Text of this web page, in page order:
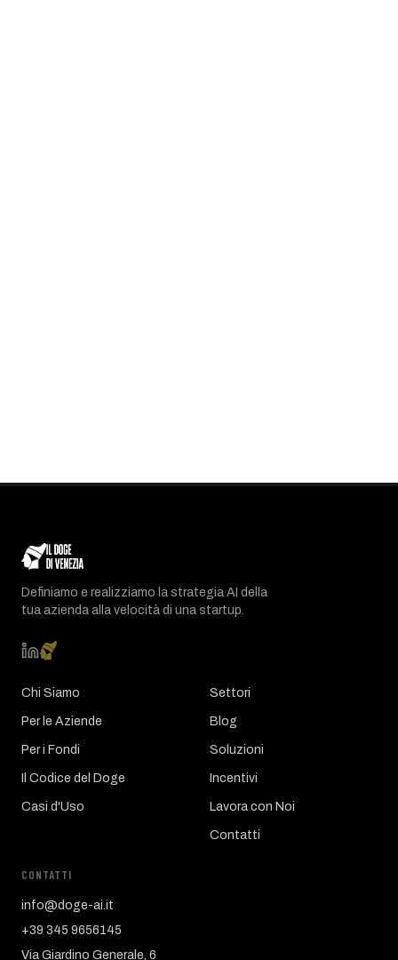
Definiamo e realizziamo la strategia AI della
tua azienda alla velocità di una startup.
Chi Siamo
Per le Aziende
Per i Fondi
Il Codice del Doge
Casi d'Uso
Settori
Blog
Soluzioni
Incentivi
Lavora con Noi
Contatti
CONTATTI
info@doge-ai.it
+39 345 9656145
Via Giardino Generale, 6